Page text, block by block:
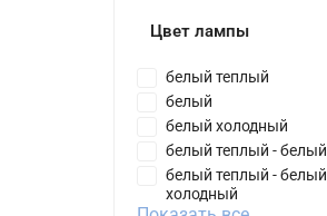
Цвет лампы
белый теплый
белый
белый холодный
белый теплый - белый
белый теплый - белый
холодный